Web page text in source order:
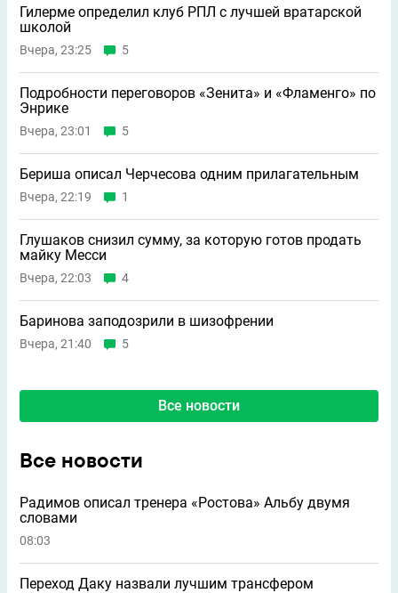
Гилерме определил клуб РПЛ с лучшей вратарской
школой
Вчера, 23:25 5
Подробности переговоров «Зенита» и «Фламенго» по
Энрике
Вчера, 23:01 5
Бериша описал Черчесова одним прилагательным
Вчера, 22:19 1
Глушаков снизил сумму, за которую готов продать
майку Месси
Вчера, 22:03 4
Баринова заподозрили в шизофрении
Вчера, 21:40 5
Все новости
Все новости
Радимов описал тренера «Ростова» Альбу двумя
словами
08:03
Переход Даку назвали лучшим трансфером